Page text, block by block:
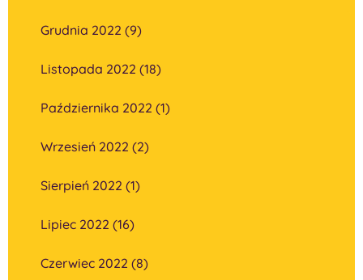
Grudnia 2022 (9)
Listopada 2022 (18)
Października 2022 (1)
Wrzesień 2022 (2)
Sierpień 2022 (1)
Lipiec 2022 (16)
Czerwiec 2022 (8)